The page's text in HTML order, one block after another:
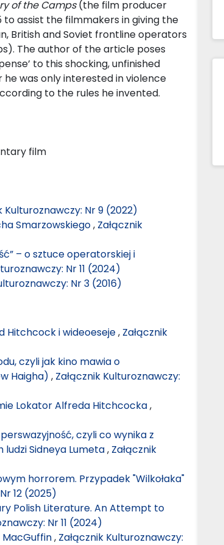
of the Camps(the film producer
to assist the filmmakers in giving the
British and Soviet frontline operators
The author of the article poses
to this shocking, unfinished
was only interested in violence
to the rules he invented.
film
Kulturoznawczy: Nr 9 (2022)
Smarzowskiego, Załącznik
– o sztuce operatorskiej i
Nr 11 (2024)
Nr 3 (2016)
Hitchcock i wideoeseje, Załącznik
czyli jak kino mawia o
Haigha) , Załącznik Kulturoznawczy:
Lokator Alfreda Hitchcocka,
czyli co wynika z
Sidneya Lumeta, Załącznik
horrorem. Przypadek "Wilkołaka"
12 (2025)
Polish Literature. An Attempt to
Nr 11 (2024)
MacGuffin, Załącznik Kulturoznawczy: